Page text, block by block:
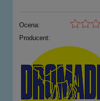
Ocena:
Producent: